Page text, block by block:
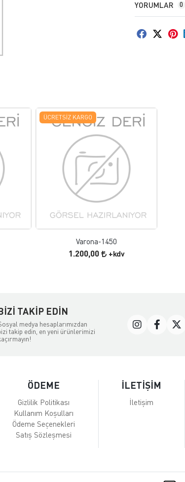
YORUMLAR 0
FAVORILERE EKLE
ÜRÜN İNCELE
ÜCRETSIZ KARGO
Varona-1450
1.200,00 +kdv
TAKIP EDIN
medya hesaplarımızdan
takip edin, en yeni ürünlerimizi
ÖDEME
Gizlilik Politikası
Kullanım Koşulları
Ödeme Seçenekleri
Satış Sözleşmesi
İLETİŞİM
İletişim